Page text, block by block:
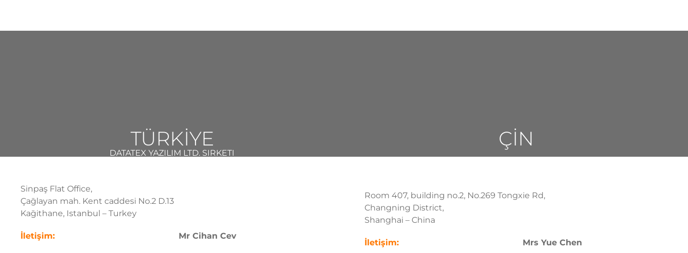
TÜRKİYE
DATATEX YAZILIM LTD. SIRKETI
Sinpaş Flat Office,
Çaḡlayan mah. Kent caddesi No.2 D.13
Kaḡithane, Istanbul – Turkey
İletişim: Mr Cihan Cev
ÇİN
Room 407, building no.2, No.269 Tongxie Rd,
Changning District,
Shanghai – China
İletişim: Mrs Yue Chen